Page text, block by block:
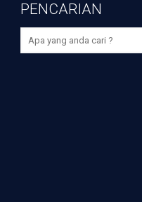
PENCARIAN